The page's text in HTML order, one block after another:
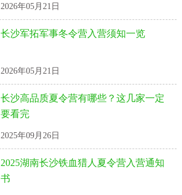
2026年05月21日
长沙军拓军事冬令营入营须知一览
2026年05月21日
长沙高品质夏令营有哪些？这几家一定
要看完
2025年09月26日
2025湖南长沙铁血猎人夏令营入营通知
书